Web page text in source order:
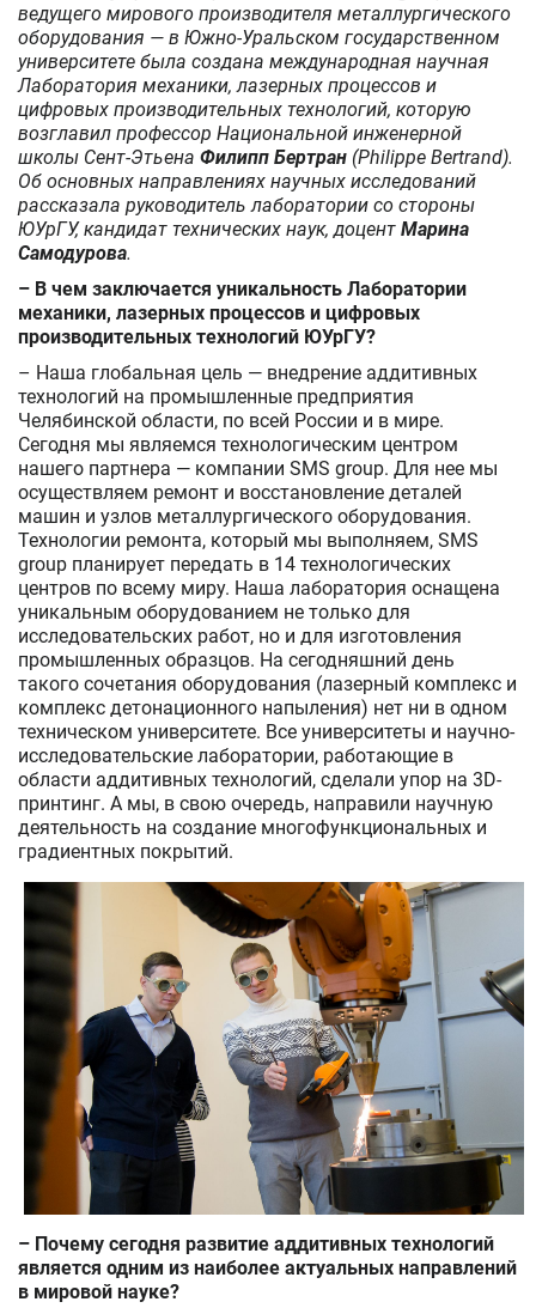
ведущего мирового производителя металлургического
оборудования — в Южно-Уральском государственном
университете была создана международная научная
Лаборатория механики, лазерных процессов и
цифровых производительных технологий, которую
возглавил профессор Национальной инженерной
школы Сент-Этьена Филипп Бертран (Philippe Bertrand).
Об основных направлениях научных исследований
рассказала руководитель лаборатории со стороны
ЮУрГУ, кандидат технических наук, доцент Марина
Самодурова.
– В чем заключается уникальность Лаборатории
механики, лазерных процессов и цифровых
производительных технологий ЮУрГУ?
– Наша глобальная цель — внедрение аддитивных
технологий на промышленные предприятия
Челябинской области, по всей России и в мире.
Сегодня мы являемся технологическим центром
нашего партнера — компании SMS group. Для нее мы
осуществляем ремонт и восстановление деталей
машин и узлов металлургического оборудования.
Технологии ремонта, который мы выполняем, SMS
group планирует передать в 14 технологических
центров по всему миру. Наша лаборатория оснащена
уникальным оборудованием не только для
исследовательских работ, но и для изготовления
промышленных образцов. На сегодняшний день
такого сочетания оборудования (лазерный комплекс и
комплекс детонационного напыления) нет ни в одном
техническом университете. Все университеты и научно-
исследовательские лаборатории, работающие в
области аддитивных технологий, сделали упор на 3D-
принтинг. А мы, в свою очередь, направили научную
деятельность на создание многофункциональных и
градиентных покрытий.
– Почему сегодня развитие аддитивных технологий
является одним из наиболее актуальных направлений
в мировой науке?